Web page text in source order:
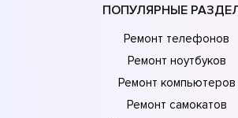
ПОПУЛЯРНЫЕ
Ремонт телефонов
Ремонт ноутбуков
Ремонт компьютеров
Ремонт самокатов